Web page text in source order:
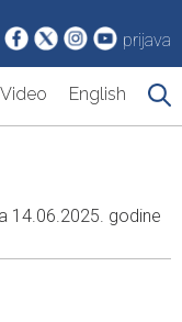
prijava
Video English
14.06.2025. godine